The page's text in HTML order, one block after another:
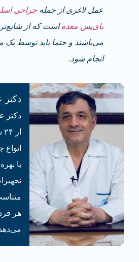
عمل لاغری از جمله جراحی
بای‌پس معدهاست که از
می‌باشند و حتما باید توسط
انجام شود.
دکتر
دکتر
با
هر